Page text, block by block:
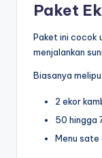
Paket
Paket ini cocok
menjalankan
Biasanya
2 ekor
50 hingga
Menu sate